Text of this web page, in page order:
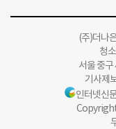
(주)더나
청
서울 중
기사제
인터넷신